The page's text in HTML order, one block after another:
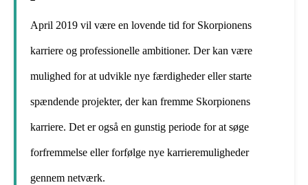
April 2019 vil være en lovende tid for Skorpionens
karriere og professionelle ambitioner. Der kan være
mulighed for at udvikle nye færdigheder eller starte
spændende projekter, der kan fremme Skorpionens
karriere. Det er også en gunstig periode for at søge
forfremmelse eller forfølge nye karrieremuligheder
gennem netværk.